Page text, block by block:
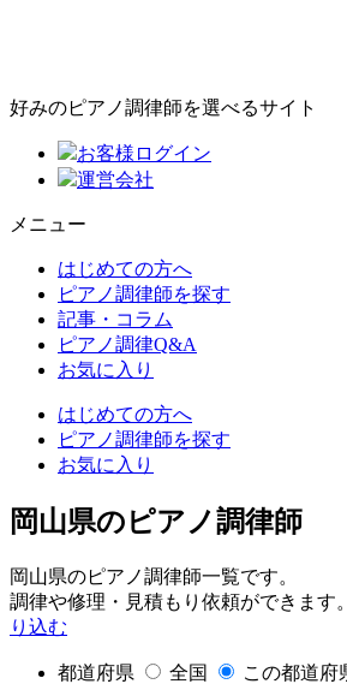
好みのピアノ調律師を選べるサイト
お客様ログイン
運営会社
メニュー
はじめての方へ
ピアノ調律師を探す
記事・コラム
ピアノ調律Q&A
お気に入り
はじめての方へ
ピアノ調律師を探す
お気に入り
岡山県のピアノ調律師
岡山県のピアノ調律師一覧です。
調律や修理・見積もり依頼ができます
り込む
都道府県 全国
この都道府